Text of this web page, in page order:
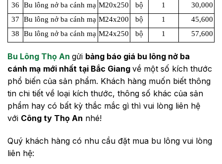
36
Bu lông nở ba cánh mạ M20x250 bộ 1
30,000
37
Bu lông nở ba cánh mạ M24x200 bộ 1
45,600
38
Bu lông nở ba cánh mạ M24x250 bộ 1 57,600
Bu Lông Thọ An gửi bảng báo giá bu lông nở ba
cánh mạ mới nhất tại Bắc Giang về một số kích thước
phổ biến của sản phẩm. Khách hàng muốn biết thông
tin chi tiết về loại kích thước, thông số khác của sản
phẩm hay có bất kỳ thắc mắc gì thì vui lòng liên hệ
với Công ty Thọ An nhé!
Quý khách hàng có nhu cầu đặt mua bu lông vui lòng
liên hệ: